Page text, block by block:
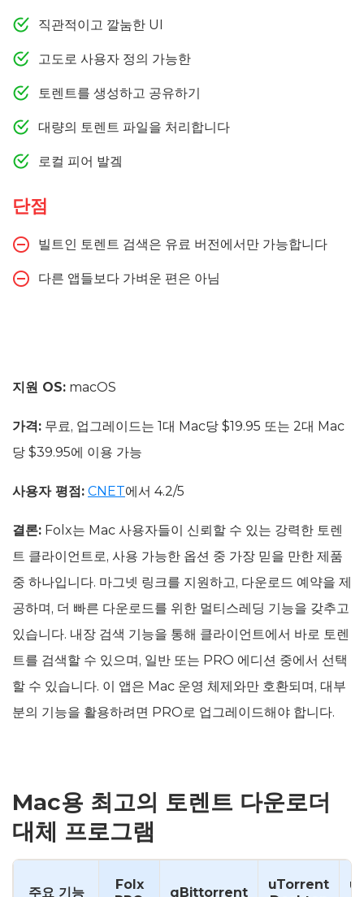
직관적이고 깔눔한 UI
고도로 사용자 정의 가능한
토렌트를 생성하고 공유하기
대량의 토렌트 파일을 처리합니다
로컬 피어 발겤
단점
빌트인 토렌트 검색은 유료 버전에서만 가능합니다
다른 앱들보다 가벼운 편은 아님
지원 OS: macOS
가격: 무료, 업그레이드는 1대 Mac당 $19.95 또는 2대 Mac
당 $39.95에 이용 가능
사용자 평점: CNET에서 4.2/5
결론: Folx는 Mac 사용자들이 신뢰할 수 있는 강력한 토렌
트 클라이언트로, 사용 가능한 옵션 중 가장 믿을 만한 제품
중 하나입니다. 마그넷 링크를 지원하고, 다운로드 예약을 제
공하며, 더 빠른 다운로드를 위한 멀티스레딩 기능을 갖추고
있습니다. 내장 검색 기능을 통해 클라이언트에서 바로 토렌
트를 검색할 수 있으며, 일반 또는 PRO 에디션 중에서 선택
할 수 있습니다. 이 앱은 Mac 운영 체제와만 호환되며, 대부
분의 기능을 활용하려면 PRO로 업그레이드해야 합니다.
Mac용 최고의 토렌트 다운로더
대체 프로그램
주요 기능
Folx
qBittorrent
uTorrent